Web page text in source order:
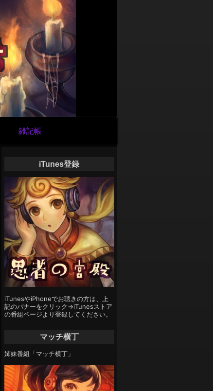
雑記帳
iTunes登録
iTunesやiPhoneでお聴きの方は、上
記のバナーをクリック→iTunesストア
の番組ページより登録してください。
マッチ横丁
姉妹番組「マッチ横丁」